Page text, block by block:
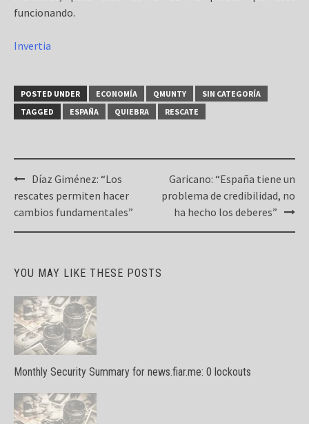
funcionando.
Invertia
POSTED UNDER ECONOMÍA QMUNTY
SIN CATEGORÍA
TAGGED
ESPAÑA QUIEBRA RESCATE
Post
navigation
Díaz Giménez: “Los
rescates permiten hacer
cambios fundamentales”
Garicano: “España tiene un
problema de credibilidad, no
ha hecho los deberes”
YOU MAY LIKE THESE POSTS
Monthly Security Summary for news.fiar.me: 0 lockouts